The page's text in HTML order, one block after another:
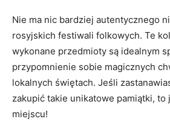
Nie ma‌ nic bardziej autentycznego
rosyjskich festiwali ‍folkowych. Te‌
‌wykonane ‌przedmioty są idealnym
przypomnienie sobie ​magicznych
lokalnych świętach.⁣ Jeśli
zakupić takie⁤ unikatowe ​pamiątki, to
miejscu!